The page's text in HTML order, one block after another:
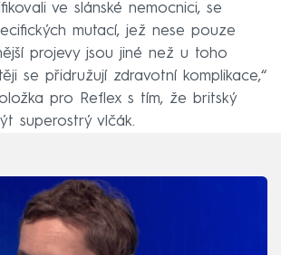
ve slánské nemocnici, se
mutací, jež nese pouze
projevy jsou jiné než u toho
se přidružují zdravotní komplikace,“
pro Reflex s tím, že britský
superostrý vlčák.